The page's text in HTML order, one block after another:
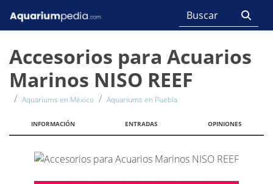
Accesorios para Acuarios
Marinos NISO REEF
Aquariums en México Aquariums en Puebla
INFORMACIÓN ENTRADAS OPINIONES